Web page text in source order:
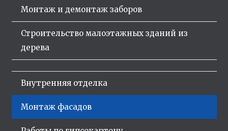
Монтаж и демонтаж заборов
Строительство малоэтажных зданий из
дерева
Внутренняя отделка
Монтаж фасадов